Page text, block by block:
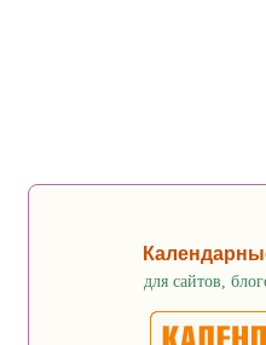
для сайтов,